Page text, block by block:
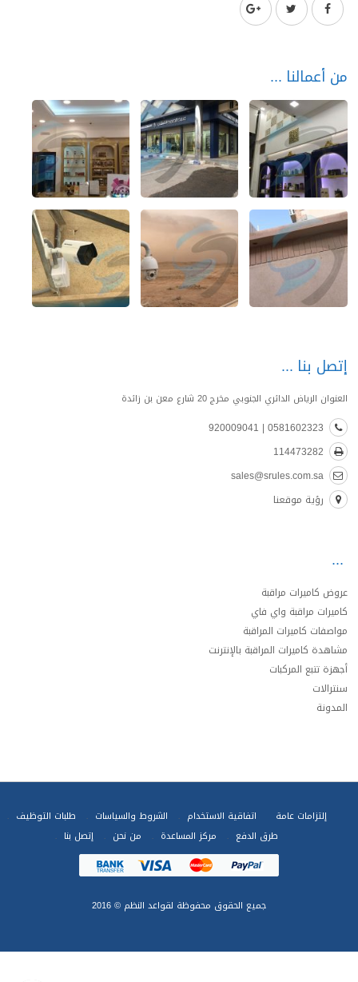
من أعمالنا
إتصل بنا
العنوان الرياض الدائري الجنوبي مخرج 20 شارع معن بن زائدة
0581602323 | 920009041
114473282
sales@srules.com.sa
رؤية موقعنا
عروض كاميرات مراقبة
كاميرات مراقبة واي فاي
مواصفات كاميرات المراقبة
مشاهدة كاميرات المراقبة بالإنترنت
أجهزة تتبع المركبات
سنترالات
المدونة
إلتزامات عامة اتفاقية الاستخدام الشروط والسياسات
طلبات التوظيف
طرق الدفع
مركز المساعدة من نحن إتصل بنا
جميع الحقوق محفوظة لقواعد النظم © 2016